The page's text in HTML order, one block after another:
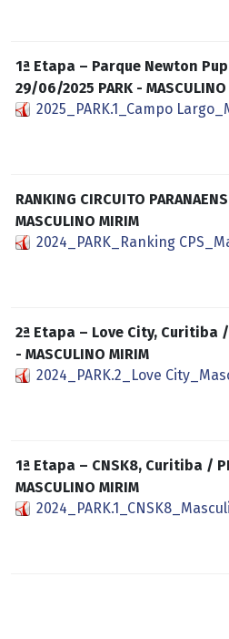
1ª Etapa – Parque Newton
29/06/2025 PARK - MASCULINO
2025_PARK.1_Campo
RANKING CIRCUITO
MASCULINO MIRIM
2024_PARK_Ranking
2ª Etapa – Love City, Curitiba
- MASCULINO MIRIM
2024_PARK.2_Love
1ª Etapa – CNSK8, Curitiba /
MASCULINO MIRIM